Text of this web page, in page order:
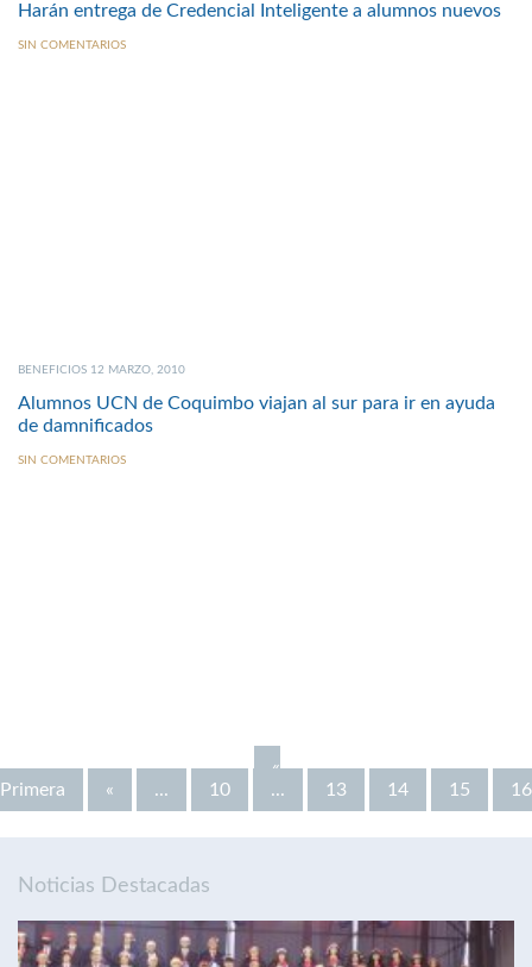
Harán entrega de Credencial Inteligente a alumnos nuevos
SIN COMENTARIOS
BENEFICIOS 12 MARZO, 2010
Alumnos UCN de Coquimbo viajan al sur para ir en ayuda
de damnificados
SIN COMENTARIOS
«
Primera
« ... 10 ... 13 14 15 16
Noticias Destacadas